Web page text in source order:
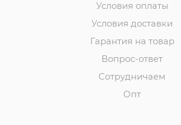
Условия оплаты
Условия доставки
Гарантия на товар
Вопрос-ответ
Сотрудничаем
Опт